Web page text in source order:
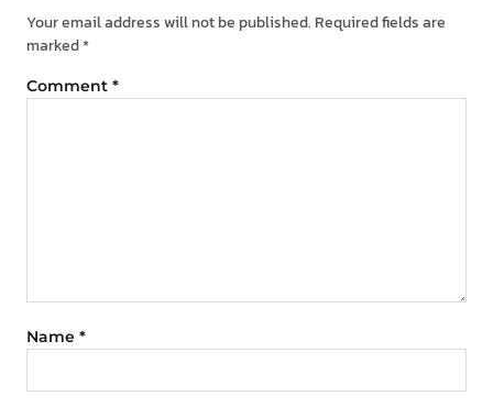
Your email address will not be published. Required fields are
marked*
Comment *
Name *